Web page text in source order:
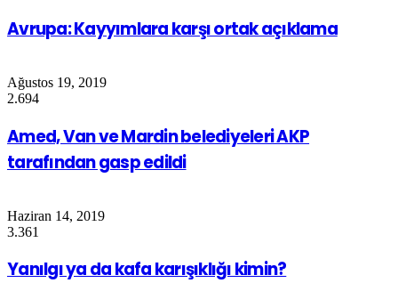
Avrupa: Kayyımlara karşı ortak açıklama
Ağustos 19, 2019
2.694
Amed, Van ve Mardin belediyeleri AKP
tarafından gasp edildi
Haziran 14, 2019
3.361
Yanılgı ya da kafa karışıklığı kimin?